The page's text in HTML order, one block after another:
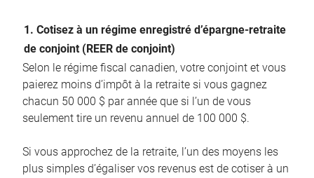
1. Cotisez à un régime enregistré d’épargne-retraite
de conjoint (REER de conjoint)
Selon le régime fiscal canadien, votre conjoint et vous
paierez moins d’impôt à la retraite si vous gagnez
chacun 50 000 $ par année que si l’un de vous
seulement tire un revenu annuel de 100 000 $.
Si vous approchez de la retraite, l’un des moyens les
plus simples d’égaliser vos revenus est de cotiser à un